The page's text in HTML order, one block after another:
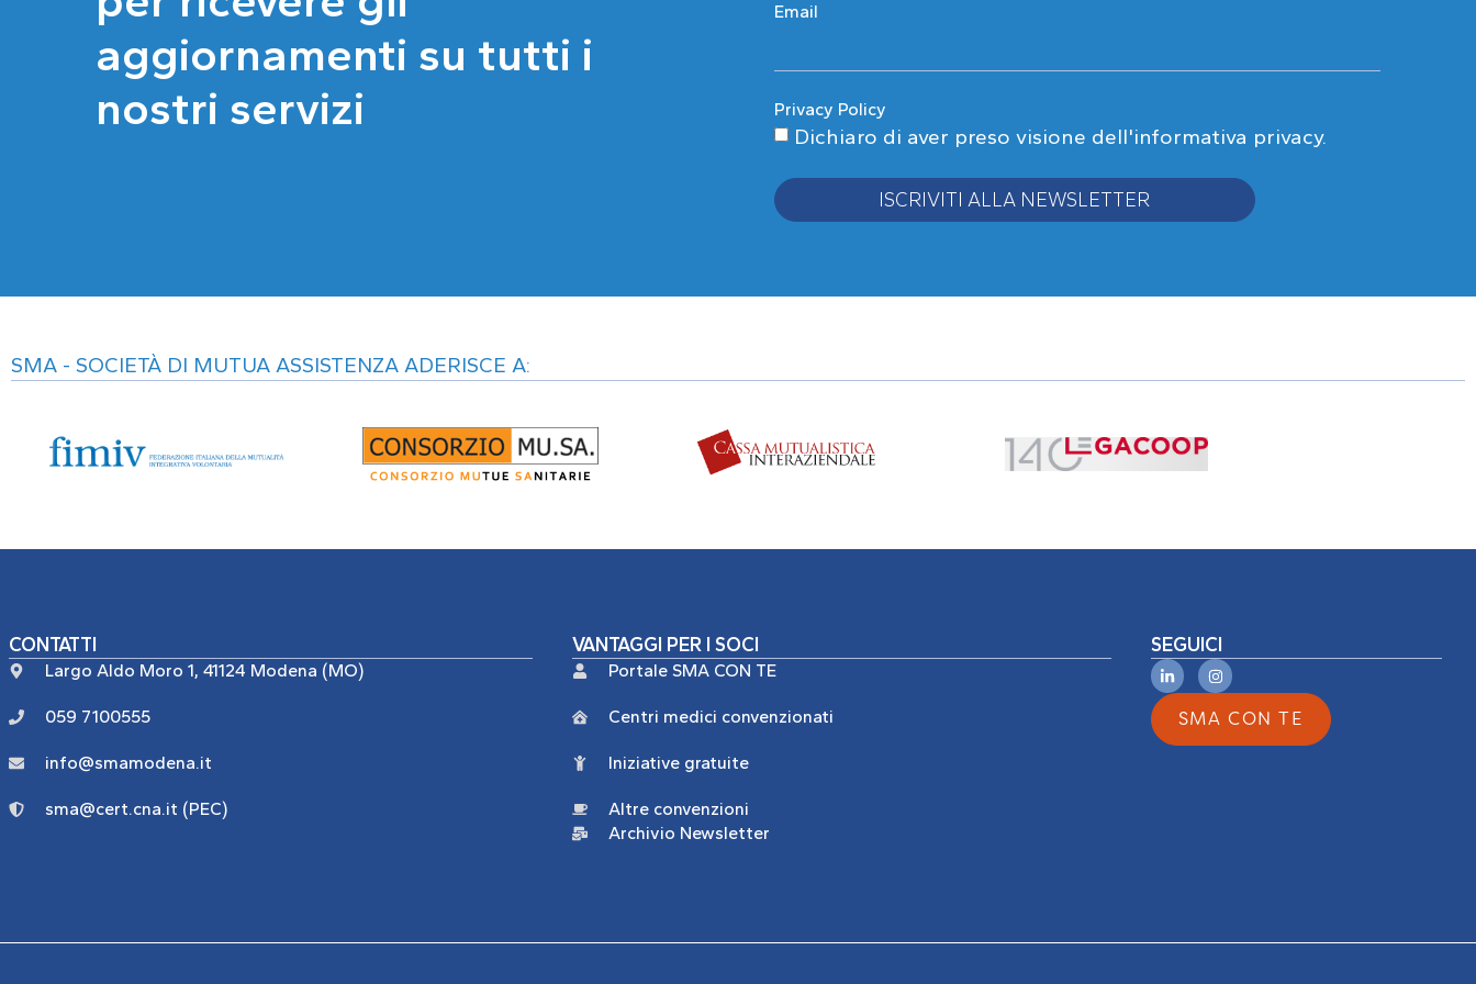
aggiornamenti su tutti i
nostri servizi
Email
Privacy Policy
Dichiaro di aver preso visione dell'informativa privacy.
ISCRIVITI ALLA NEWSLETTER
SMA - SOCIETÀ DI MUTUA ASSISTENZA ADERISCE A:
CONTATTI
Largo Aldo Moro 1, 41124 Modena (MO)
059 7100555
info@smamodena.it
sma@cert.cna.it (PEC)
VANTAGGI PER I SOCI
Portale SMA CON TE
Centri medici convenzionati
Iniziative gratuite
Altre convenzioni
Archivio Newsletter
SEGUICI
SMA CON TE